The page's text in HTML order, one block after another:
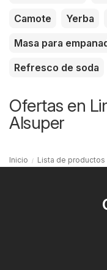
Camote
Yerba
Masa para
Refresco de soda
Ofertas en
Alsuper
Inicio Lista de productos